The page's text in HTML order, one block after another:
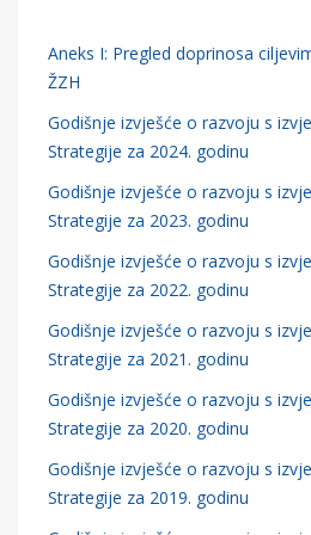
Aneks I: Pregled doprinosa
ŽZH
Godišnje izvješće o razvoju s
Strategije za 2024. godinu
Godišnje izvješće o razvoju s
Strategije za 2023. godinu
Godišnje izvješće o razvoju s
Strategije za 2022. godinu
Godišnje izvješće o razvoju s
Strategije za 2021. godinu
Godišnje izvješće o razvoju s
Strategije za 2020. godinu
Godišnje izvješće o razvoju s
Strategije za 2019. godinu